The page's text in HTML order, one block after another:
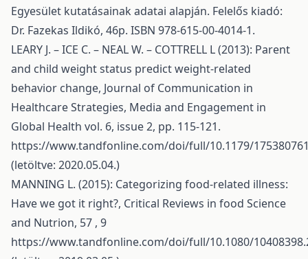
Egyesület kutatásainak adatai alapján. Felelős kiadó:
Dr. Fazekas Ildikó, 46p. ISBN 978-615-00-4014-1.
LEARY J. – ICE C. – NEAL W. – COTTRELL L (2013): Parent
and child weight status predict weight-related
behavior change, Journal of Communication in
Healthcare Strategies, Media and Engagement in
Global Health vol. 6, issue 2, pp. 115-121.
https://www.tandfonline.com/doi/full/10.1179/
(letöltve: 2020.05.04.)
MANNING L. (2015): Categorizing food-related illness:
Have we got it right?, Critical Reviews in food Science
and Nutrion, 57 , 9
https://www.tandfonline.com/doi/full/10.1080/